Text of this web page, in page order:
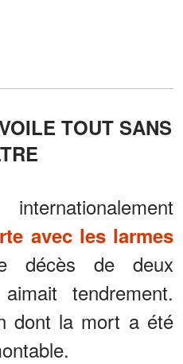
avec les larmes
décès de deux
tendrement.
dont la mort a été